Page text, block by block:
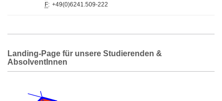
F: +49(0)6241.509-222
Landing-Page für unsere Studierenden &
AbsolventInnen